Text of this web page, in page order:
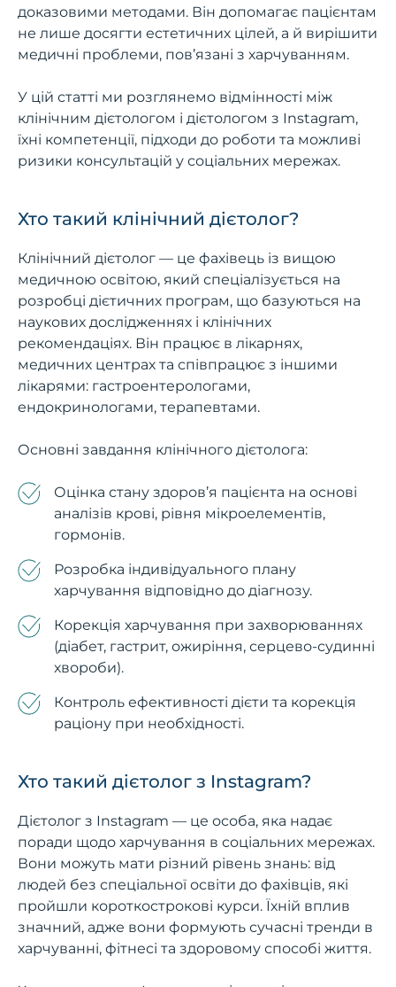
доказовими методами. Він допомагає пацієнтам
не лише досягти естетичних цілей, а й вирішити
медичні проблеми, пов’язані з харчуванням.
У цій статті ми розглянемо відмінності між
клінічним дієтологом і дієтологом з Instagram,
їхні компетенції, підходи до роботи та можливі
ризики консультацій у соціальних мережах.
Хто такий клінічний дієтолог?
Клінічний дієтолог — це фахівець із вищою
медичною освітою, який спеціалізується на
розробці дієтичних програм, що базуються на
наукових дослідженнях і клінічних
рекомендаціях. Він працює в лікарнях,
медичних центрах та співпрацює з іншими
лікарями: гастроентерологами,
ендокринологами, терапевтами.
Основні завдання клінічного дієтолога:
Оцінка стану здоров’я пацієнта на основі
аналізів крові, рівня мікроелементів,
гормонів.
Розробка індивідуального плану
харчування відповідно до діагнозу.
Корекція харчування при захворюваннях
(діабет, гастрит, ожиріння, серцево-судинні
хвороби).
Контроль ефективності дієти та корекція
раціону при необхідності.
Хто такий дієтолог з Instagram?
Дієтолог з Instagram — це особа, яка надає
поради щодо харчування в соціальних мережах.
Вони можуть мати різний рівень знань: від
людей без спеціальної освіти до фахівців, які
пройшли короткострокові курси. Їхній вплив
значний, адже вони формують сучасні тренди в
харчуванні, фітнесі та здоровому способі життя.